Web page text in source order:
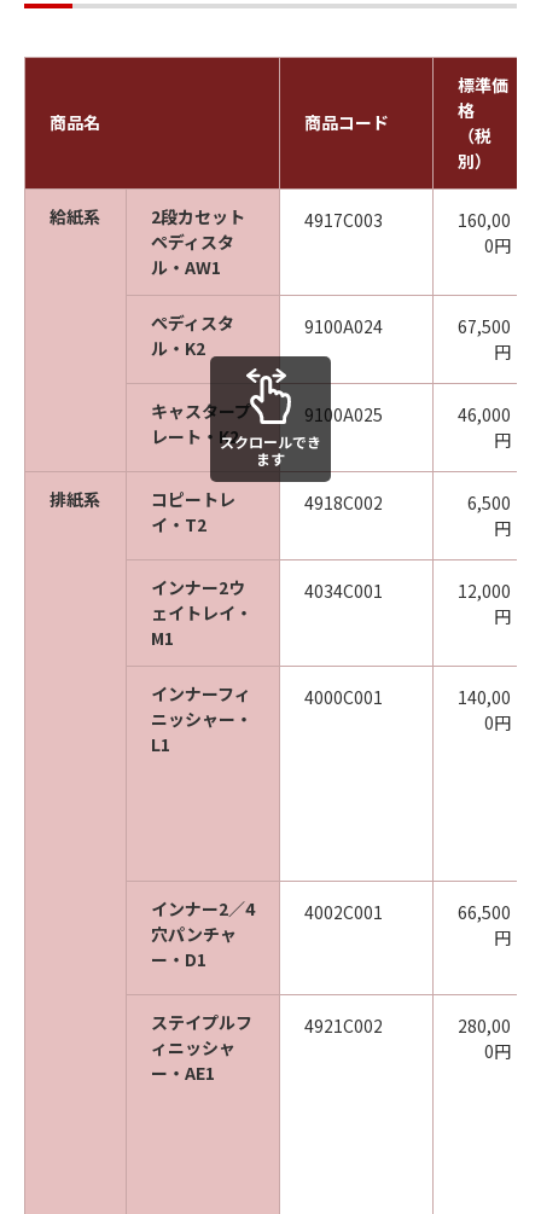
商品名 商品コード
標準価
格
（税
別）
給紙系
2段カセット
ペディスタ
ル・AW1
4917C003
160,00
0円
ぺディスタ
ル・K2
9100A024
67,500
円
キャスタープ
レート・K2
9100A025
46,000
円
排紙系
コピートレ
イ・T2
4918C002
6,500
円
インナー2ウ
ェイトレイ・
M1
4034C001
12,000
円
インナーフィ
ニッシャー・
L1
4000C001
140,00
0円
インナー2／4
穴パンチャ
ー・D1
4002C001
66,500
円
ステイプルフ
ィニッシャ
ー・AE1
4921C002
280,00
0円
スクロールでき
ます